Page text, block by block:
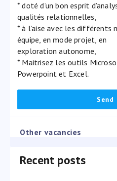
* doté d’un bon esprit
qualités relationnelles,
* à l’aise avec les différents
équipe, en mode projet, en
exploration autonome,
* Maitrisez les outils
Powerpoint et Excel.
Other vacancies
Recent posts